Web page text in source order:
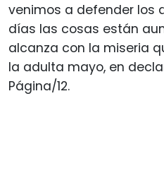
venimos a defender los
días las cosas están
alcanza con la miseria
la adulta mayo, en
Página/12.